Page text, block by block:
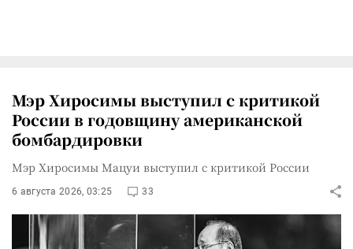
Мэр Хиросимы выступил с критикой
России в годовщину американской
бомбардировки
Мэр Хиросимы Мацуи выступил с критикой России
6 августа 2026, 03:25 33